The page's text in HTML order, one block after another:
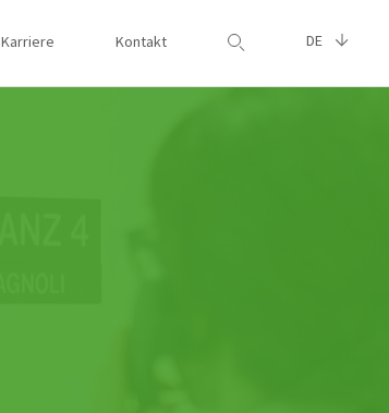
Karriere
Kontakt
DE